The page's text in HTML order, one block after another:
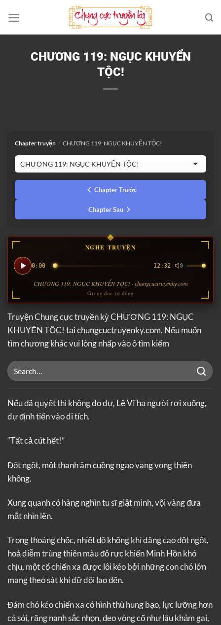
qua
nội
CHƯƠNG 119: NGỤC KHUYỂN
TỘC!
Chapter truyện / CHƯƠNG 119: NGỤC KHUYỂN TỘC!
Chapter Trước
Chapter Sau
NGHE TRUYỆN
0:00 12:32
CHƯƠNG 119: NGỤC KHUYỂN TỘC! · chungcuctruyenky.com
Giọng đọc tự động
Truyện Chung cực truyền kỳ CHƯƠNG 119: NGỤC
KHUYỂN TỘC! tại chungcuctruyenky.com. Nếu muốn
tìm chương khác vui lòng nhấp vào ô tìm kiếm
Nếu đã quyết thì không do dự, Lê Vĩ hạ người rơi xuống,
dự định tiến vào di tích.
“Tất cả cút hết!”
Đột ngột, một thanh âm cuồng ngạo vang vọng thiên
không.
Xung quanh có hàng nghìn tu sĩ giật mình, vội vàng đưa
mắt nhìn lên.
Trong thoáng chốc, nhiệt độ không khí dâng cao đột ngột,
hoả diễm trùng thiên màu đỏ rực khiến Minh Hồn khó
chịu, một cổ chiến xa được lôi kéo bởi những con chó lớn
mang theo sát khí dữ dội lao đến.
Đám chó kéo chiến xa có hình thù hung bạo, lực lưỡng hơn
cả sói, răng nanh sắc nhọn, đeo vòng cổ như lâu khảm gai,